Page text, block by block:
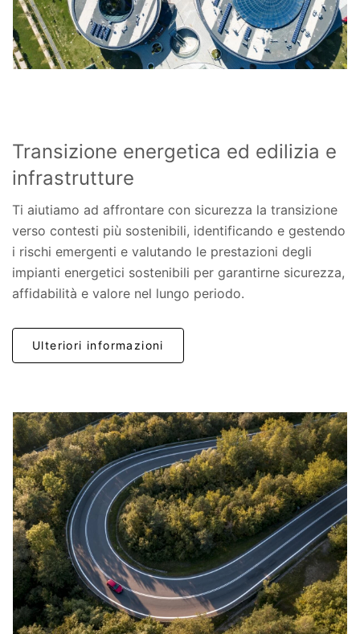
Transizione energetica ed edilizia e
infrastrutture
Ti aiutiamo ad affrontare con sicurezza la transizione
verso contesti più sostenibili, identificando e gestendo
i rischi emergenti e valutando le prestazioni degli
impianti energetici sostenibili per garantirne sicurezza,
affidabilità e valore nel lungo periodo.
Ulteriori informazioni